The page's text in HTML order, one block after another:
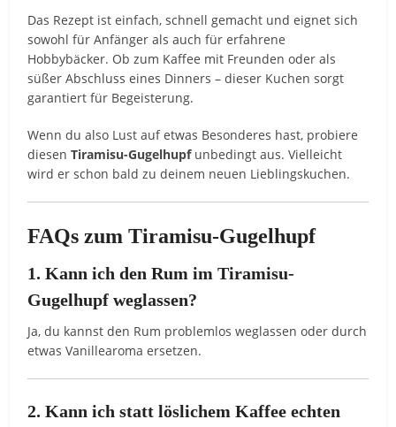
Das Rezept ist einfach, schnell gemacht und eignet sich
sowohl für Anfänger als auch für erfahrene
Hobbybäcker. Ob zum Kaffee mit Freunden oder als
süßer Abschluss eines Dinners – dieser Kuchen sorgt
garantiert für Begeisterung.
Wenn du also Lust auf etwas Besonderes hast, probiere
diesenTiramisu-Gugelhupfunbedingt aus. Vielleicht
wird er schon bald zu deinem neuen Lieblingskuchen.
FAQs zum Tiramisu-Gugelhupf
1. Kann ich den Rum im Tiramisu-
Gugelhupf weglassen?
Ja, du kannst den Rum problemlos weglassen oder durch
etwas Vanillearoma ersetzen.
2. Kann ich statt löslichem Kaffee echten